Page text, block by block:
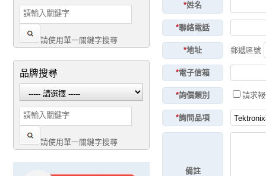
請使用單一關鍵字搜尋
品牌搜尋
請使用單一關鍵字搜尋
*姓名
*聯絡電話
*地址 郵遞區號
*電子信箱
*詢價類別 請求
*詢問品項
備註